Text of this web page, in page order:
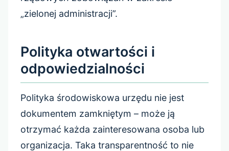
„zielonej administracji”.
Polityka otwartości i
odpowiedzialności
Polityka środowiskowa urzędu nie jest
dokumentem zamkniętym – może ją
otrzymać każda zainteresowana osoba lub
organizacja. Taka transparentność to nie